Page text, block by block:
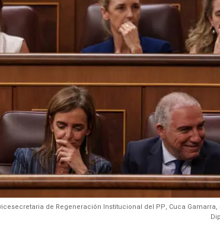
de Regeneración Institucional del PP, Cuca